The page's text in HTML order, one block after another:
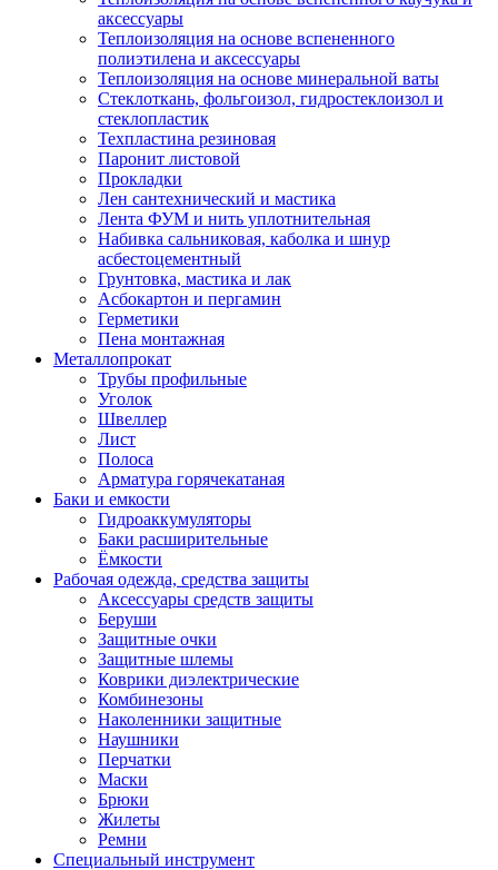
аксессуары
Теплоизоляция на основе вспененного
полиэтилена и аксессуары
Теплоизоляция на основе минеральной ваты
Стеклоткань, фольгоизол, гидростеклоизол и
стеклопластик
Техпластина резиновая
Паронит листовой
Прокладки
Лен сантехнический и мастика
Лента ФУМ и нить уплотнительная
Набивка сальниковая, каболка и шнур
асбестоцементный
Грунтовка, мастика и лак
Асбокартон и пергамин
Герметики
Пена монтажная
Металлопрокат
Трубы профильные
Уголок
Швеллер
Лист
Полоса
Арматура горячекатаная
Баки и емкости
Гидроаккумуляторы
Баки расширительные
Ёмкости
Рабочая одежда, средства защиты
Аксессуары средств защиты
Беруши
Защитные очки
Защитные шлемы
Коврики диэлектрические
Комбинезоны
Наколенники защитные
Наушники
Перчатки
Маски
Брюки
Жилеты
Ремни
Специальный инструмент